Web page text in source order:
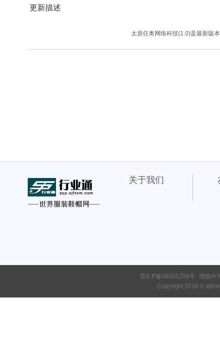
更新描述
太原任奥网络科技(1.0)是最新版
关于我们
晋ICP备08001298号
增值许
Copyright 2016 ©